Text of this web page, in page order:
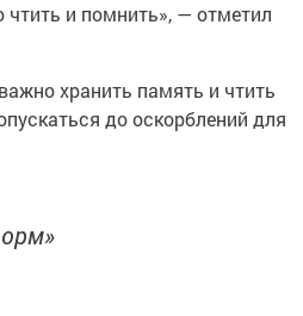
и помнить», — отметил
хранить память и чтить
до оскорблений для